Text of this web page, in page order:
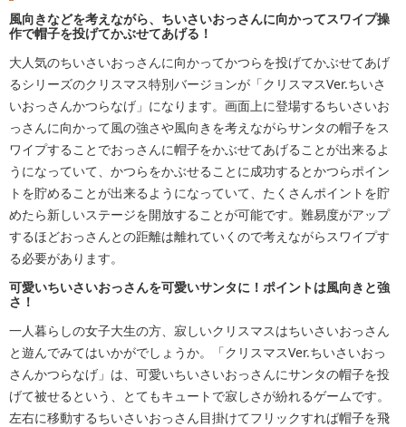
風向きなどを考えながら、ちいさいおっさんに向かってスワイプ操
作で帽子を投げてかぶせてあげる！
大人気のちいさいおっさんに向かってかつらを投げてかぶせてあげ
るシリーズのクリスマス特別バージョンが「クリスマスVer.ちいさ
いおっさんかつらなげ」になります。画面上に登場するちいさいお
っさんに向かって風の強さや風向きを考えながらサンタの帽子をス
ワイプすることでおっさんに帽子をかぶせてあげることが出来るよ
うになっていて、かつらをかぶせることに成功するとかつらポイン
トを貯めることが出来るようになっていて、たくさんポイントを貯
めたら新しいステージを開放することが可能です。難易度がアップ
するほどおっさんとの距離は離れていくので考えながらスワイプす
る必要があります。
可愛いちいさいおっさんを可愛いサンタに！ポイントは風向きと強
さ！
一人暮らしの女子大生の方、寂しいクリスマスはちいさいおっさん
と遊んでみてはいかがでしょうか。「クリスマスVer.ちいさいおっ
さんかつらなげ」は、可愛いちいさいおっさんにサンタの帽子を投
げて被せるという、とてもキュートで寂しさが紛れるゲームです。
左右に移動するちいさいおっさん目掛けてフリックすれば帽子を飛